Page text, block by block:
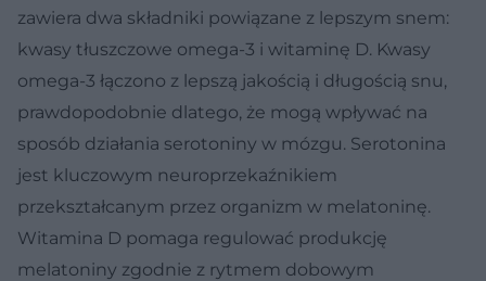
zawiera dwa składniki powiązane z lepszym snem:
kwasy tłuszczowe omega-3 i witaminę D. Kwasy
omega-3 łączono z lepszą jakością i długością snu,
prawdopodobnie dlatego, że mogą wpływać na
sposób działania serotoniny w mózgu. Serotonina
jest kluczowym neuroprzekaźnikiem
przekształcanym przez organizm w melatoninę.
Witamina D pomaga regulować produkcję
melatoniny zgodnie z rytmem dobowym